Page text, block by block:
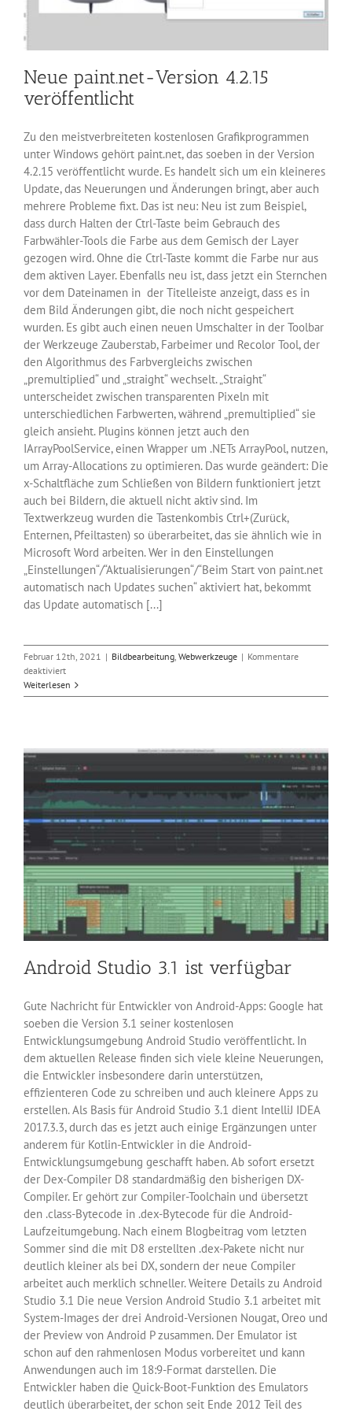
Neue paint.net-Version 4.2.15
veröffentlicht
Zu den meistverbreiteten kostenlosen Grafikprogrammen
unter Windows gehört paint.net, das soeben in der Version
4.2.15 veröffentlicht wurde. Es handelt sich um ein kleineres
Update, das Neuerungen und Änderungen bringt, aber auch
mehrere Probleme fixt. Das ist neu: Neu ist zum Beispiel,
dass durch Halten der Ctrl-Taste beim Gebrauch des
Farbwähler-Tools die Farbe aus dem Gemisch der Layer
gezogen wird. Ohne die Ctrl-Taste kommt die Farbe nur aus
dem aktiven Layer. Ebenfalls neu ist, dass jetzt ein Sternchen
vor dem Dateinamen in der Titelleiste anzeigt, dass es in
dem Bild Änderungen gibt, die noch nicht gespeichert
wurden. Es gibt auch einen neuen Umschalter in der Toolbar
der Werkzeuge Zauberstab, Farbeimer und Recolor Tool, der
den Algorithmus des Farbvergleichs zwischen
„premultiplied“ und „straight“ wechselt. „Straight“
unterscheidet zwischen transparenten Pixeln mit
unterschiedlichen Farbwerten, während „premultiplied“ sie
gleich ansieht. Plugins können jetzt auch den
IArrayPoolService, einen Wrapper um .NETs ArrayPool, nutzen,
um Array-Allocations zu optimieren. Das wurde geändert: Die
x-Schaltfläche zum Schließen von Bildern funktioniert jetzt
auch bei Bildern, die aktuell nicht aktiv sind. Im
Textwerkzeug wurden die Tastenkombis Ctrl+(Zurück,
Enternen, Pfeiltasten) so überarbeitet, das sie ähnlich wie in
Microsoft Word arbeiten. Wer in den Einstellungen
„Einstellungen“/“Aktualisierungen“/“Beim Start von paint.net
automatisch nach Updates suchen“ aktiviert hat, bekommt
das Update automatisch [...]
Februar 12th, 2021 | Bildbearbeitung, Webwerkzeuge | Kommentare
deaktiviertfür
Neue
paint.net-
Weiterlesen
Android Studio 3.1 ist verfügbar
Gute Nachricht für Entwickler von Android-Apps: Google hat
soeben die Version 3.1 seiner kostenlosen
Entwicklungsumgebung Android Studio veröffentlicht. In
dem aktuellen Release finden sich viele kleine Neuerungen,
die Entwickler insbesondere darin unterstützen,
effizienteren Code zu schreiben und auch kleinere Apps zu
erstellen. Als Basis für Android Studio 3.1 dient IntelliJ IDEA
2017.3.3, durch das es jetzt auch einige Ergänzungen unter
anderem für Kotlin-Entwickler in die Android-
Entwicklungsumgebung geschafft haben. Ab sofort ersetzt
der Dex-Compiler D8 standardmäßig den bisherigen DX-
Compiler. Er gehört zur Compiler-Toolchain und übersetzt
den .class-Bytecode in .dex-Bytecode für die Android-
Laufzeitumgebung. Nach einem Blogbeitrag vom letzten
Sommer sind die mit D8 erstellten .dex-Pakete nicht nur
deutlich kleiner als bei DX, sondern der neue Compiler
arbeitet auch merklich schneller. Weitere Details zu Android
Studio 3.1 Die neue Version Android Studio 3.1 arbeitet mit
System-Images der drei Android-Versionen Nougat, Oreo und
der Preview von Android P zusammen. Der Emulator ist
schon auf den rahmenlosen Modus vorbereitet und kann
Anwendungen auch im 18:9-Format darstellen. Die
Entwickler haben die Quick-Boot-Funktion des Emulators
deutlich überarbeitet, der schon seit Ende 2012 Teil des